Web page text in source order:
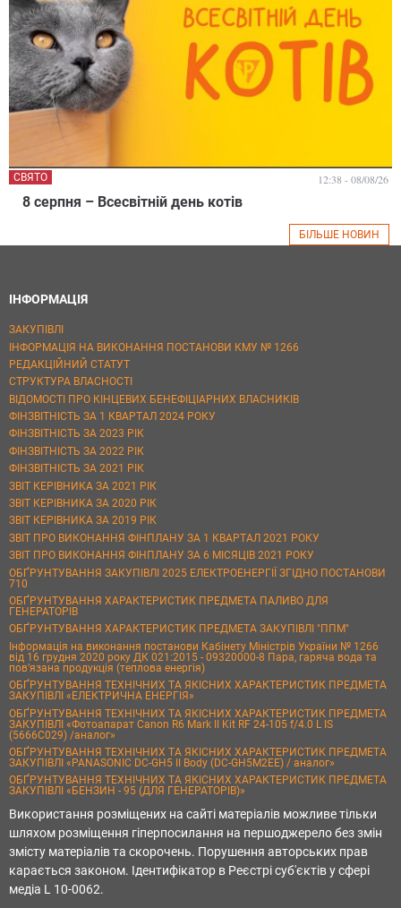
8 серпня – Всесвітній день котів
СВЯТО 12:38 - 08/08/26
БІЛЬШЕ НОВИН
ІНФОРМАЦІЯ
ЗАКУПІВЛІ
ІНФОРМАЦІЯ НА ВИКОНАННЯ ПОСТАНОВИ КМУ № 1266
РЕДАКЦІЙНИЙ СТАТУТ
СТРУКТУРА ВЛАСНОСТІ
ВІДОМОСТІ ПРО КІНЦЕВИХ БЕНЕФІЦІАРНИХ ВЛАСНИКІВ
ФІНЗВІТНІСТЬ ЗА 1 КВАРТАЛ 2024 РОКУ
ФІНЗВІТНІСТЬ ЗА 2023 РІК
ФІНЗВІТНІСТЬ ЗА 2022 РІК
ФІНЗВІТНІСТЬ ЗА 2021 РІК
ЗВІТ КЕРІВНИКА ЗА 2021 РІК
ЗВІТ КЕРІВНИКА ЗА 2020 РІК
ЗВІТ КЕРІВНИКА ЗА 2019 РІК
ЗВІТ ПРО ВИКОНАННЯ ФІНПЛАНУ ЗА 1 КВАРТАЛ 2021 РОКУ
ЗВІТ ПРО ВИКОНАННЯ ФІНПЛАНУ ЗА 6 МІСЯЦІВ 2021 РОКУ
ОБҐРУНТУВАННЯ ЗАКУПІВЛІ 2025 ЕЛЕКТРОЕНЕРГІЇ ЗГІДНО ПОСТАНОВИ
710
ОБҐРУНТУВАННЯ ХАРАКТЕРИСТИК ПРЕДМЕТА ПАЛИВО ДЛЯ
ГЕНЕРАТОРІВ
ОБҐРУНТУВАННЯ ХАРАКТЕРИСТИК ПРЕДМЕТА ЗАКУПІВЛІ "ППМ"
Інформація на виконання постанови Кабінету Міністрів України № 1266
від 16 грудня 2020 року ДК 021:2015 - 09320000-8 Пара, гаряча вода та
пов’язана продукція (теплова енергія)
ОБҐРУНТУВАННЯ ТЕХНІЧНИХ ТА ЯКІСНИХ ХАРАКТЕРИСТИК ПРЕДМЕТА
ЗАКУПІВЛІ «ЕЛЕКТРИЧНА ЕНЕРГІЯ»
ОБҐРУНТУВАННЯ ТЕХНІЧНИХ ТА ЯКІСНИХ ХАРАКТЕРИСТИК ПРЕДМЕТА
ЗАКУПІВЛІ «Фотоапарат Canon R6 Mark II Kit RF 24-105 f/4.0 L IS
(5666C029) /аналог»
ОБҐРУНТУВАННЯ ТЕХНІЧНИХ ТА ЯКІСНИХ ХАРАКТЕРИСТИК ПРЕДМЕТА
ЗАКУПІВЛІ «PANASONIC DC-GH5 II Body (DC-GH5M2EE) / аналог»
ОБҐРУНТУВАННЯ ТЕХНІЧНИХ ТА ЯКІСНИХ ХАРАКТЕРИСТИК ПРЕДМЕТА
ЗАКУПІВЛІ «БЕНЗИН - 95 (ДЛЯ ГЕНЕРАТОРІВ)»
Використання розміщених на сайті матеріалів можливе тільки
шляхом розміщення гіперпосилання на першоджерело без змін
змісту матеріалів та скорочень. Порушення авторських прав
карається законом. Ідентифікатор в Реєстрі суб'єктів у сфері
медіа L 10-0062.